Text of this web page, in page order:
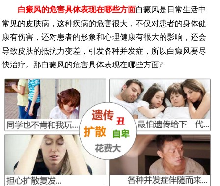
白癜风的危害具体表现在哪些方面白癜风是日常生活中
常见的皮肤病，这种疾病的危害很大，不仅对患者的身体健
康有伤害，还对患者的形象和心理健康有很大的影响，还会
导致皮肤的抵抗力变差，引发各种并发症，所以白癜风要尽
快治疗。那白癜风的危害具体表现在哪些方面?